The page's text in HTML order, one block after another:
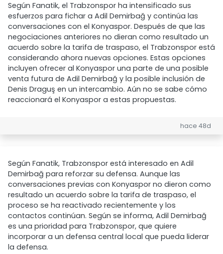
Según Fanatik, el Trabzonspor ha intensificado sus
esfuerzos para fichar a Adil Demirbağ y continúa las
conversaciones con el Konyaspor. Después de que las
negociaciones anteriores no dieran como resultado un
acuerdo sobre la tarifa de traspaso, el Trabzonspor está
considerando ahora nuevas opciones. Estas opciones
incluyen ofrecer al Konyaspor una parte de una posible
venta futura de Adil Demirbağ y la posible inclusión de
Denis Draguş en un intercambio. Aún no se sabe cómo
reaccionará el Konyaspor a estas propuestas.
hace 48d
Según Fanatik, Trabzonspor está interesado en Adil
Demirbağ para reforzar su defensa. Aunque las
conversaciones previas con Konyaspor no dieron como
resultado un acuerdo sobre la tarifa de traspaso, el
proceso se ha reactivado recientemente y los
contactos continúan. Según se informa, Adil Demirbağ
es una prioridad para Trabzonspor, que quiere
incorporar a un defensa central local que pueda liderar
la defensa.